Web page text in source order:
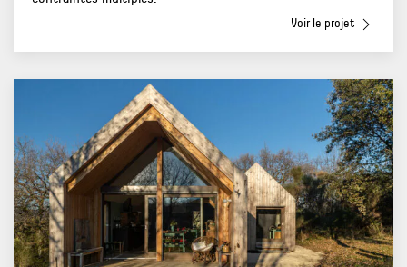
Voir le projet